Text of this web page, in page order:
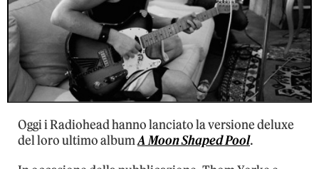
Oggi i Radiohead hanno lanciato la versione deluxe
del loro ultimo albumA Moon Shaped Pool.